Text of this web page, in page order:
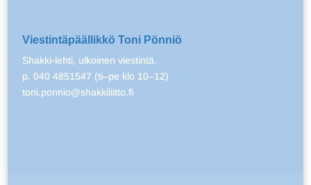
Viestintäpäällikkö Toni Pönniö
Shakki-lehti, ulkoinen viestintä.
p. 040 4851547 (ti–pe klo 10–12)
toni.ponnio@shakkiliitto.fi